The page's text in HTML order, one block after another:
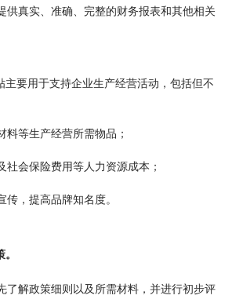
供真实、准确、完整的财务报表和其他相关
主要用于支持企业生产经营活动，包括但不
料等生产经营所需物品；
社会保险费用等人力资源成本；
，提高品牌知名度。
解政策细则以及所需材料，并进行初步评